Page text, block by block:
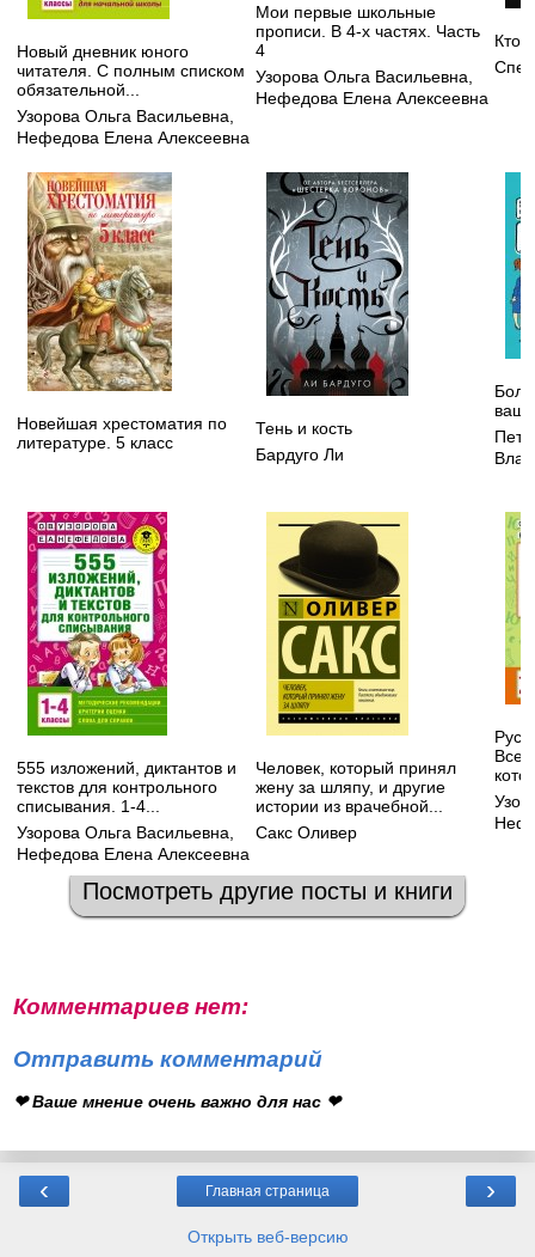
Новый дневник юного
читателя. С полным списком
обязательной...
Узорова Ольга Васильевна,
Нефедова Елена Алексеевна
Мои первые школьные
прописи. В 4-х частях. Часть
4
Узорова Ольга Васильевна,
Нефедова Елена Алексеевна
Кто
Новейшая хрестоматия по
литературе. 5 класс
Тень и кость
Бардуго Ли
555 изложений, диктантов и
текстов для контрольного
списывания. 1-4...
Узорова Ольга Васильевна,
Нефедова Елена Алексеевна
Человек, который принял
жену за шляпу, и другие
истории из врачебной...
Сакс Оливер
Все
Посмотреть другие посты и книги
Комментариев нет:
Отправить комментарий
❤ Ваше мнение очень важно для нас ❤
‹ ›
Главная страница
Открыть веб-версию